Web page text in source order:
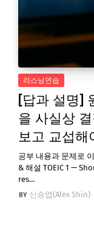
리스닝연습
[답과 설명]
을 사실상
보고 교섭해
공부 내용과 문제로
& 해설 TOEIC 1 —
res…
신승엽(Alex Shin)